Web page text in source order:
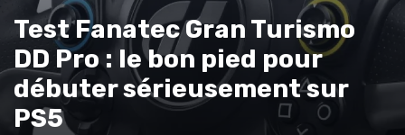
Test Fanatec Gran Turismo
DD Pro : le bon pied pour
débuter sérieusement sur
PS5